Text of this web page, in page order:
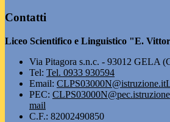
Contatti
Liceo Scientifico e Linguistico "E.
Via Pitagora s.n.c. - 93012 GELA
Tel: Tel. 0933 930594
Email: CLPS03000N@istruzione.it
PEC:
mail
C.F.: 82002490850